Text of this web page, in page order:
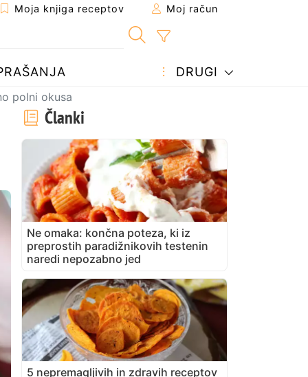
Moja knjiga receptov Moj račun
DRUGI
polni okusa
Članki
Ne omaka: končna poteza, ki iz
preprostih paradižnikovih testenin
naredi nepozabno jed
5 nepremagljivih in zdravih receptov